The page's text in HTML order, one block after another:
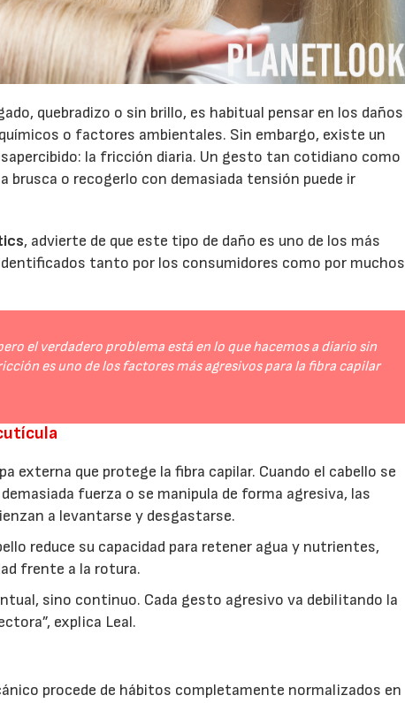
quebradizo o sin brillo, es habitual pensar en los daños
o factores ambientales. Sin embargo, existe un
la fricción diaria. Un gesto tan cotidiano como
brusca o recogerlo con demasiada tensión puede ir
, advierte de que este tipo de daño es uno de los más
tanto por los consumidores como por muchos
el verdadero problema está en lo que hacemos a diario sin
es uno de los factores más agresivos para la fibra capilar
externa que protege la fibra capilar. Cuando el cabello se
fuerza o se manipula de forma agresiva, las
a levantarse y desgastarse.
reduce su capacidad para retener agua y nutrientes,
frente a la rotura.
sino continuo. Cada gesto agresivo va debilitando la
explica Leal.
procede de hábitos completamente normalizados en